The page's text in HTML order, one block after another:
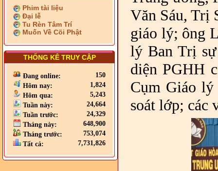
Phim tài liệu
Đại lễ
Tu Rèn Tâm Trí
Muốn Về Cõi Phật
THỐNG KÊ TRUY CẬP
Đang online:
150
Hôm nay:
1,824
Hôm qua:
5,243
Tuần này:
24,664
Tuần trước:
24,329
Tháng này:
648,900
Tháng trước:
753,074
Tất cả:
7,731,826
Văn Sáu, Trị
giáo lý; ông
lý Ban Trị
diện PGHH
Cụm Giáo
soát lớp; các